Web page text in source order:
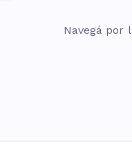
Navegá por